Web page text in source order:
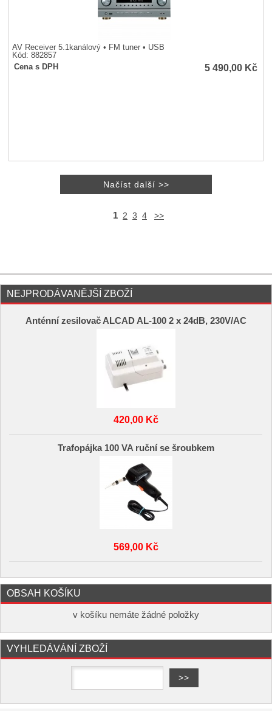
AV Receiver 5.1kanálový • FM tuner • USB
Kód: 882857
Cena s DPH
5 490,00 Kč
1 2 3 4 >>
NEJPRODÁVANĚJŠÍ ZBOŽÍ
Anténní zesilovač ALCAD AL-100 2 x 24dB, 230V/AC
420,00 Kč
Trafopájka 100 VA ruční se šroubkem
569,00 Kč
OBSAH KOŠÍKU
v košíku nemáte žádné položky
VYHLEDÁVÁNÍ ZBOŽÍ